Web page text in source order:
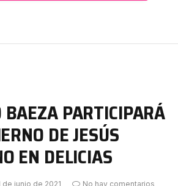
BAEZA PARTICIPARÁ
DE JESÚS
EN DELICIAS
de junio de 2021
No hay comentarios